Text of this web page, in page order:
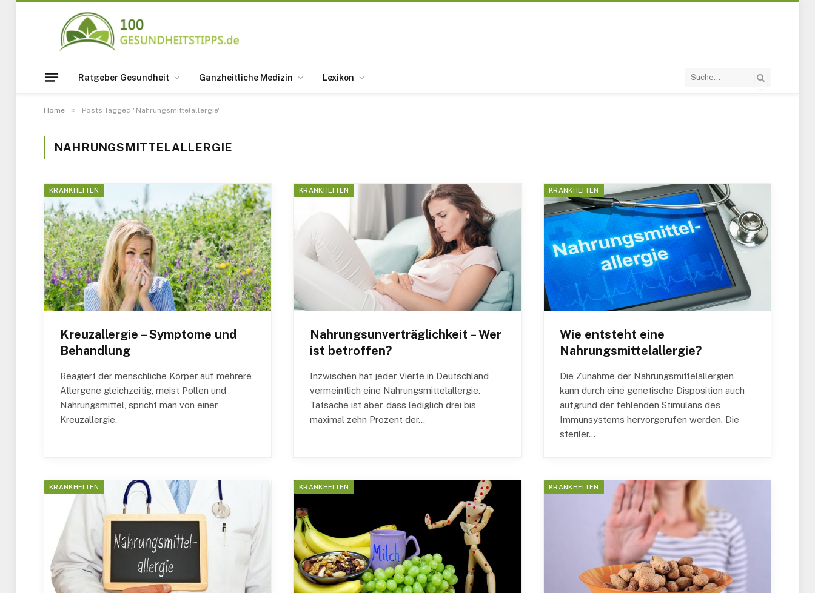
Ratgeber Gesundheit Ganzheitliche Medizin Lexikon
Home » Posts Tagged "Nahrungsmittelallergie"
NAHRUNGSMITTELALLERGIE
KRANKHEITEN
Kreuzallergie – Symptome und
Behandlung
Reagiert der menschliche Körper auf mehrere
Allergene gleichzeitig, meist Pollen und
Nahrungsmittel, spricht man von einer
Kreuzallergie.
KRANKHEITEN
Nahrungsunverträglichkeit – Wer
ist betroffen?
Inzwischen hat jeder Vierte in Deutschland
vermeintlich eine Nahrungsmittelallergie.
Tatsache ist aber, dass lediglich drei bis
maximal zehn Prozent der…
KRANKHEITEN
Wie entsteht eine
Nahrungsmittelallergie?
Die Zunahme der Nahrungsmittelallergien
kann durch eine genetische Disposition auch
aufgrund der fehlenden Stimulans des
Immunsystems hervorgerufen werden. Die
steriler…
KRANKHEITEN KRANKHEITEN KRANKHEITEN